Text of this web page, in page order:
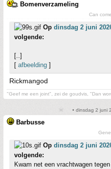
Bomenverzameling
Can
Op dinsdag 2 juni
volgende:
[..]
[ afbeelding ]
Rickmangod
"Geef me een joint", zei de goudvis, "Dan
• dinsdag 2 juni
Barbusse
Op dinsdag 2 juni
volgende:
Kwam net een vrachtwagen